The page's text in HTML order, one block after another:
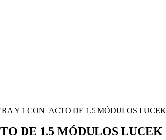
Y 1 CONTACTO DE 1.5 MÓDULOS LUCEK
DE 1.5 MÓDULOS LUCEK